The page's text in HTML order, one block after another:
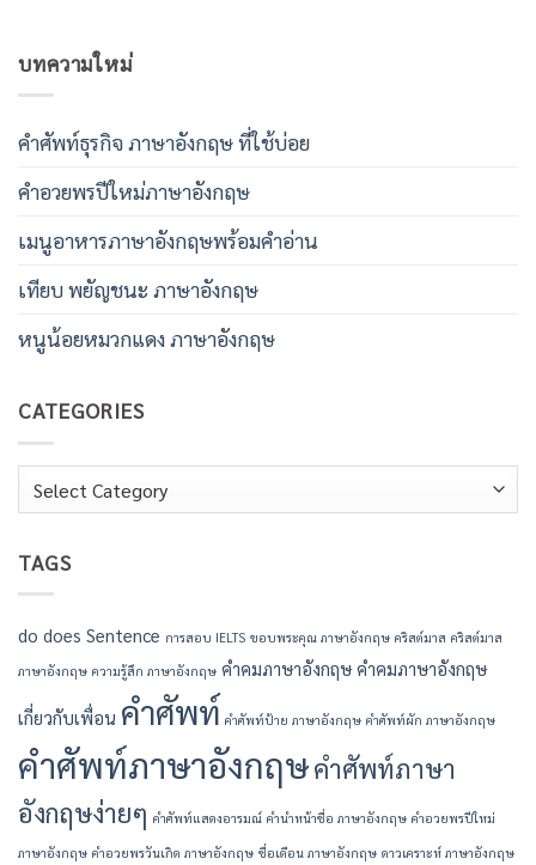
บทความใหม่
คําศัพท์ธุรกิจ ภาษาอังกฤษ ที่ใช้บ่อย
คําอวยพรปีใหม่ภาษาอังกฤษ
เมนูอาหารภาษาอังกฤษพร้อมคําอ่าน
เทียบ พยัญชนะ ภาษาอังกฤษ
หนูน้อยหมวกแดง ภาษาอังกฤษ
CATEGORIES
Categories
TAGS
do does Sentence การสอบ IELTS ขอบพระคุณ ภาษาอังกฤษ คริสต์มาส คริสต์มาส
ภาษาอังกฤษ ความรู้สึก ภาษาอังกฤษ คำคมภาษาอังกฤษ คำคมภาษาอังกฤษ
เกี่ยวกับเพื่อน คำศัพท์ คำศัพท์ป้าย ภาษาอังกฤษ คำศัพท์ผัก ภาษาอังกฤษ
คำศัพท์ภาษาอังกฤษคำศัพท์ภาษา
อังกฤษง่ายๆ คำศัพท์แสดงอารมณ์ คํานําหน้าชื่อ ภาษาอังกฤษ คําอวยพรปีใหม่
ภาษาอังกฤษ คําอวยพรวันเกิด ภาษาอังกฤษ ชื่อเดือน ภาษาอังกฤษ ดาวเคราะห์ ภาษาอังกฤษ